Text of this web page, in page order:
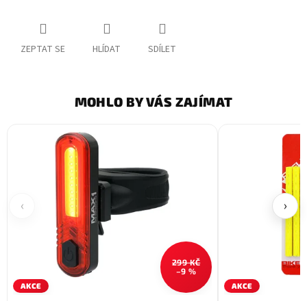
ZEPTAT SE HLÍDAT SDÍLET
MOHLO BY VÁS ZAJÍMAT
‹
AKCE
299 KČ
–9 %
AKCE
›